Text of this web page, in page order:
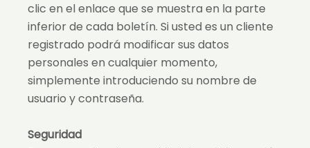
clic en el enlace que se muestra en la parte
inferior de cada boletín. Si usted es un cliente
registrado podrá modificar sus datos
personales en cualquier momento,
simplemente introduciendo su nombre de
usuario y contraseña.
Seguridad